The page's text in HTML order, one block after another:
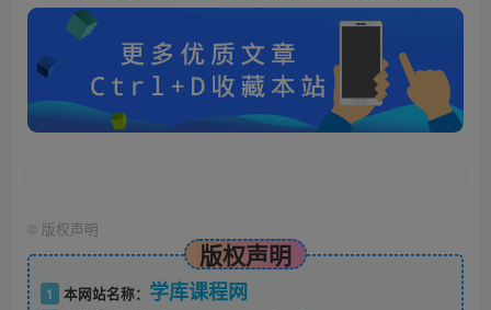
© 版权声明
版权声明
1 本网站名称： 学库课程网